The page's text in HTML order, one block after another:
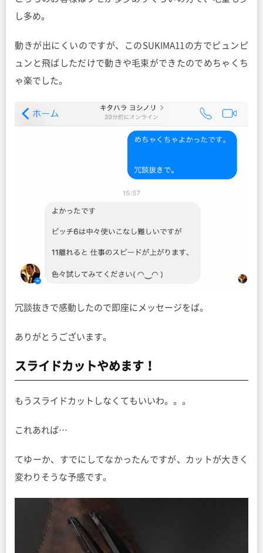
し多め。
動きが出にくいのですが、このSUKIMA11の方でピュンピ
ュンと飛ばしただけで動きや毛束ができたのでめちゃくち
ゃ楽でした。
冗談抜きで感動したので即座にメッセージをば。
ありがとうございます。
スライドカットやめます！
もうスライドカットしなくてもいいわ。。。
これあれば…
てゆーか、すでにしてなかったんですが、カットが大きく
変わりそうな予感です。